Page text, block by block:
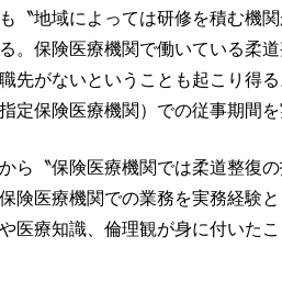
〝地域によっては研修を積む機
。保険医療機関で働いている柔
先がないということも起こり得
定保険医療機関）での従事期間
ら〝保険医療機関では柔道整復
険医療機関での業務を実務経験
医療知識、倫理観が身に付いた